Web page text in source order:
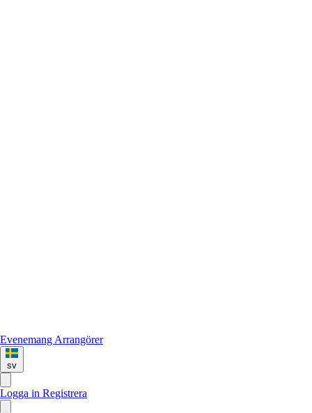
Evenemang Arrangörer
sv
Logga in Registrera